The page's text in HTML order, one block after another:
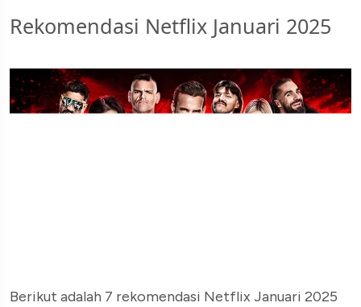
Rekomendasi Netflix Januari 2025
Berikut adalah 7 rekomendasi Netflix Januari 2025